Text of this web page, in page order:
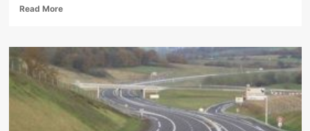
Read MoreRead
VÂLCEA.
Controale
la
societăți
nu
asigură